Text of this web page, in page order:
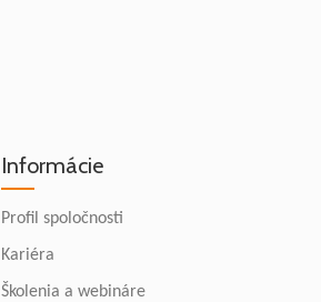
Informácie
Profil spoločnosti
Kariéra
Školenia a webináre